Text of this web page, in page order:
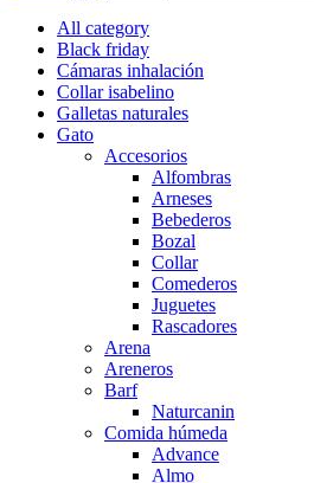
All category
Black friday
Cámaras inhalación
Collar isabelino
Galletas naturales
Gato
Accesorios
Alfombras
Arneses
Bebederos
Bozal
Collar
Comederos
Juguetes
Rascadores
Arena
Areneros
Barf
Naturcanin
Comida húmeda
Advance
Almo